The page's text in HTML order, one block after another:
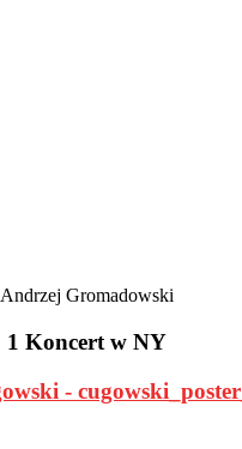
Andrzej Gromadowski
1 Koncert w NY